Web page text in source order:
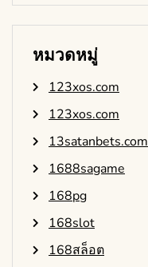
หมวดหมู่
123xos.com
123xos.com
13satanbets.com
1688sagame
168pg
168slot
168สล็อต